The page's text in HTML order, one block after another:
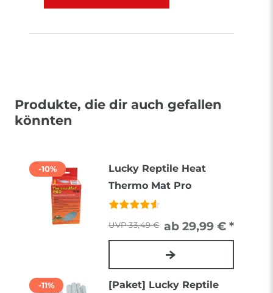
Produkte, die dir auch gefallen
könnten
-10%
Lucky Reptile Heat
Thermo Mat Pro
33,49 € ab 29,99 € *
-11%
[Paket] Lucky Reptile